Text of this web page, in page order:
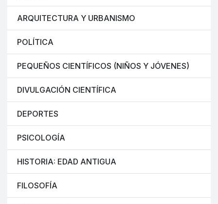
ARQUITECTURA Y URBANISMO
POLÍTICA
PEQUEÑOS CIENTÍFICOS (NIÑOS Y JÓVENES)
DIVULGACIÓN CIENTÍFICA
DEPORTES
PSICOLOGÍA
HISTORIA: EDAD ANTIGUA
FILOSOFÍA